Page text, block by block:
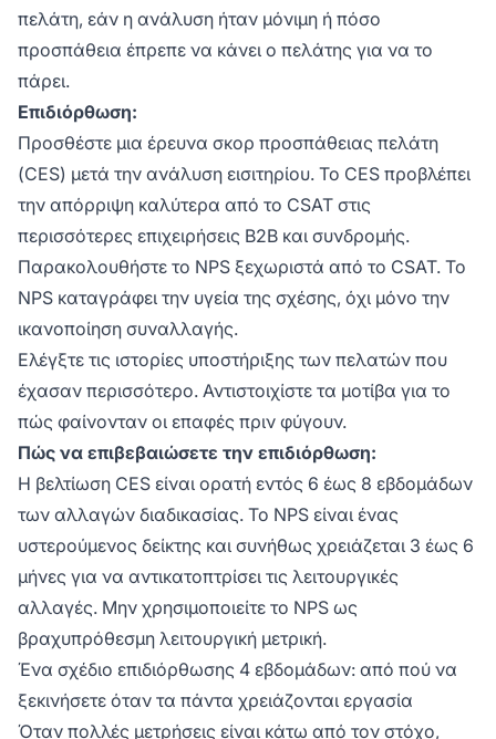
πελάτη, εάν η ανάλυση ήταν μόνιμη ή πόσο
προσπάθεια έπρεπε να κάνει ο πελάτης για να το
πάρει.
Επιδιόρθωση:
Προσθέστε μια έρευνα σκορ προσπάθειας πελάτη
(CES) μετά την ανάλυση εισιτηρίου. Το CES προβλέπει
την απόρριψη καλύτερα από το CSAT στις
περισσότερες επιχειρήσεις B2B και συνδρομής.
Παρακολουθήστε το NPS ξεχωριστά από το CSAT. Το
NPS καταγράφει την υγεία της σχέσης, όχι μόνο την
ικανοποίηση συναλλαγής.
Ελέγξτε τις ιστορίες υποστήριξης των πελατών που
έχασαν περισσότερο. Αντιστοιχίστε τα μοτίβα για το
πώς φαίνονταν οι επαφές πριν φύγουν.
Πώς να επιβεβαιώσετε την επιδιόρθωση:
Η βελτίωση CES είναι ορατή εντός 6 έως 8 εβδομάδων
των αλλαγών διαδικασίας. Το NPS είναι ένας
υστερούμενος δείκτης και συνήθως χρειάζεται 3 έως 6
μήνες για να αντικατοπτρίσει τις λειτουργικές
αλλαγές. Μην χρησιμοποιείτε το NPS ως
βραχυπρόθεσμη λειτουργική μετρική.
Ένα σχέδιο επιδιόρθωσης 4 εβδομάδων: από πού να
ξεκινήσετε όταν τα πάντα χρειάζονται εργασία
Όταν πολλές μετρήσεις είναι κάτω από τον στόχο,